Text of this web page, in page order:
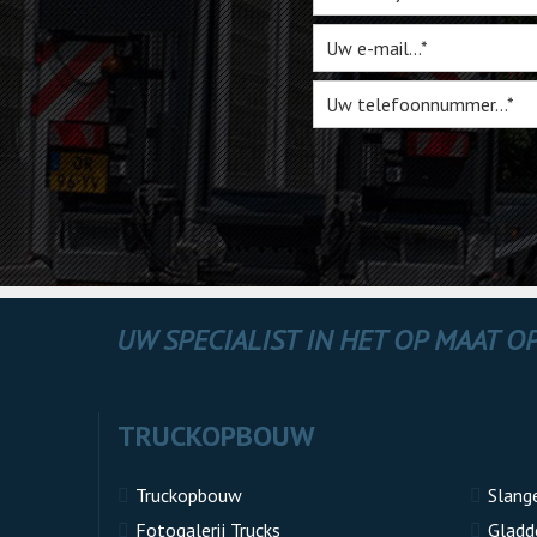
UW SPECIALIST IN HET OP MAAT
TRUCKOPBOUW
Truckopbouw
Fotogalerij Trucks